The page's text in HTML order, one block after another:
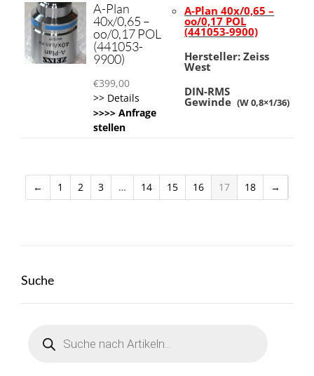
A-Plan
40x/0,65 –
oo/0,17 POL
(441053-
9900)
€399,00
>> Details
>>>> Anfrage
stellen
A-Plan 40x/0,65 –
oo/0,17 POL
(441053-9900)
Hersteller: Zeiss
West
DIN-RMS
Gewinde(W 0,8×1/36)
← 1 2 3 … 14 15 16 17 18 →
Suche
search